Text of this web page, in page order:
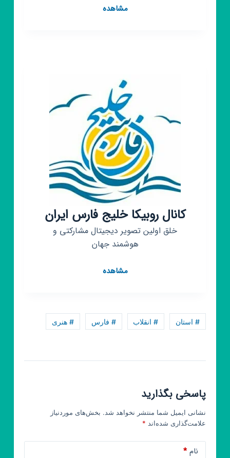
مشاهدهکانال
رایگان
کانال روبیکا خلیج فارس ایران
خلق اولین تصویر دیجیتال مشارکتی و
هوشمند جهان
مشاهدهکانال
ایران
# استان # انقلاب # فارس # هنری
پاسخی بگذارید
نشانی ایمیل شما منتشر نخواهد شد. بخش‌های موردنیاز
علامت‌گذاری شده‌اند *
نام*